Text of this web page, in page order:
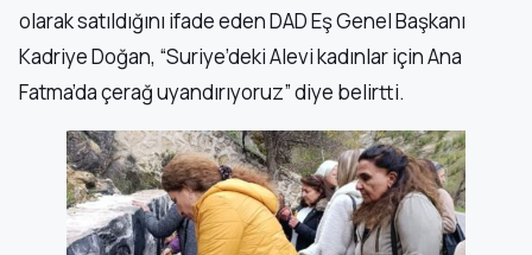
olarak satıldığını ifade eden DAD Eş Genel Başkanı
Kadriye Doğan, “Suriye’deki Alevi kadınlar için Ana
Fatma’da çerağ uyandırıyoruz” diye belirtti.